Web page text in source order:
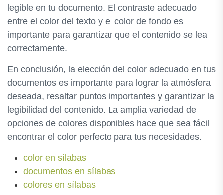
legible en tu documento. El contraste adecuado
entre el color del texto y el color de fondo es
importante para garantizar que el contenido se lea
correctamente.
En conclusión, la elección del color adecuado en tus
documentos es importante para lograr la atmósfera
deseada, resaltar puntos importantes y garantizar la
legibilidad del contenido. La amplia variedad de
opciones de colores disponibles hace que sea fácil
encontrar el color perfecto para tus necesidades.
color en sílabas
documentos en sílabas
colores en sílabas